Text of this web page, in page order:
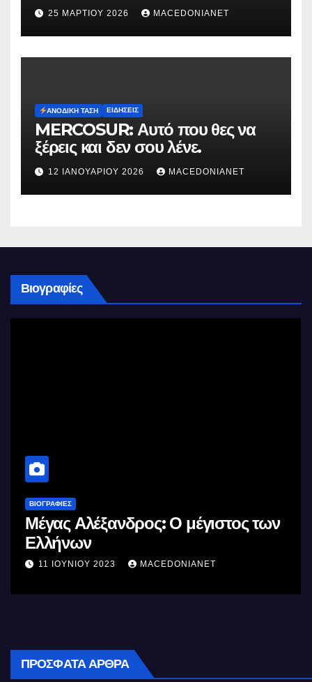
25 ΜΑΡΤΊΟΥ 2026 MACEDONIANET
ΑΝΟΔΙΚΉ ΤΆΣΗ ΕΙΔΉΣΕΙΣ
MERCOSUR: Αυτό που θες να
ξέρεις και δεν σου λένε.
12 ΙΑΝΟΥΑΡΊΟΥ 2026 MACEDONIANET
Βιογραφίες
ΒΙΟΓΡΑΦΊΕΣ
Μέγας Αλέξανδρος: Ο μέγιστος των
Ελλήνων
11 ΙΟΥΝΊΟΥ 2023 MACEDONIANET
ΠΡΌΣΦΑΤΑ ΆΡΘΡΑ